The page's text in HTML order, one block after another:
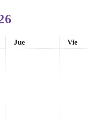
Jueves
Jue Viernes
Vie